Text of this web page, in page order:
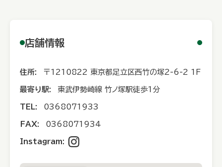
店舗情報
住所: 〒1210822 東京都足立区西竹の塚2-6-2 1F
最寄り駅: 東武伊勢崎線 竹ノ塚駅徒歩1分
TEL: 0368071933
FAX: 0368071934
Instagram: